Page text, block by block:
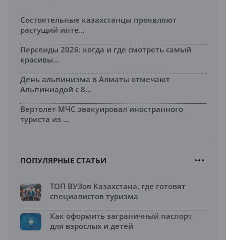
Состоятельные казахстанцы проявляют
растущий инте...
Персеиды 2026: когда и где смотреть самый
красивы...
День альпинизма в Алматы отмечают
Альпиниадой с 8...
Вертолет МЧС эвакуировал иностранного
туриста из ...
ПОПУЛЯРНЫЕ СТАТЬИ
ТОП ВУЗов Казахстана, где готовят
специалистов туризма
Как оформить заграничный паспорт
для взрослых и детей